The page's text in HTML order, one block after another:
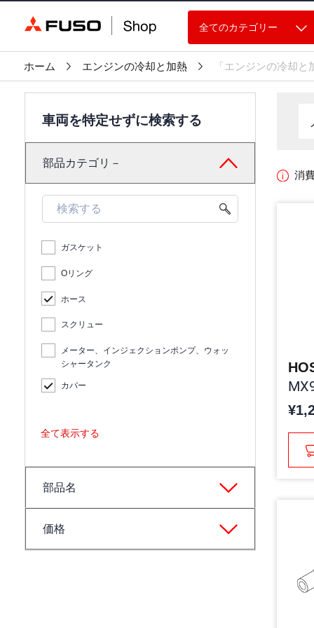
全てのカテゴリー
ホーム エンジンの冷却と加熱 「エンジンの冷却
車両を特定せずに検索する
部品カテゴリ－
ガスケット
Oリング
ホース
スクリュー
メーター、インジェクションポンプ、ウォッ
シャータンク
カバー
全て表示する
部品名
価格
消